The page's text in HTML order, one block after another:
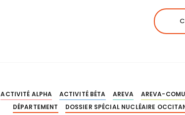
ACTIVITÉ ALPHA ACTIVITÉ BÉTA AREVA AREVA-
DÉPARTEMENT
DOSSIER SPÉCIAL NUCLÉAIRE